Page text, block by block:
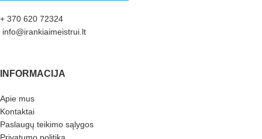
+ 370 620 72324
info@irankiaimeistrui.lt
INFORMACIJA
Apie mus
Kontaktai
Paslaugų teikimo sąlygos